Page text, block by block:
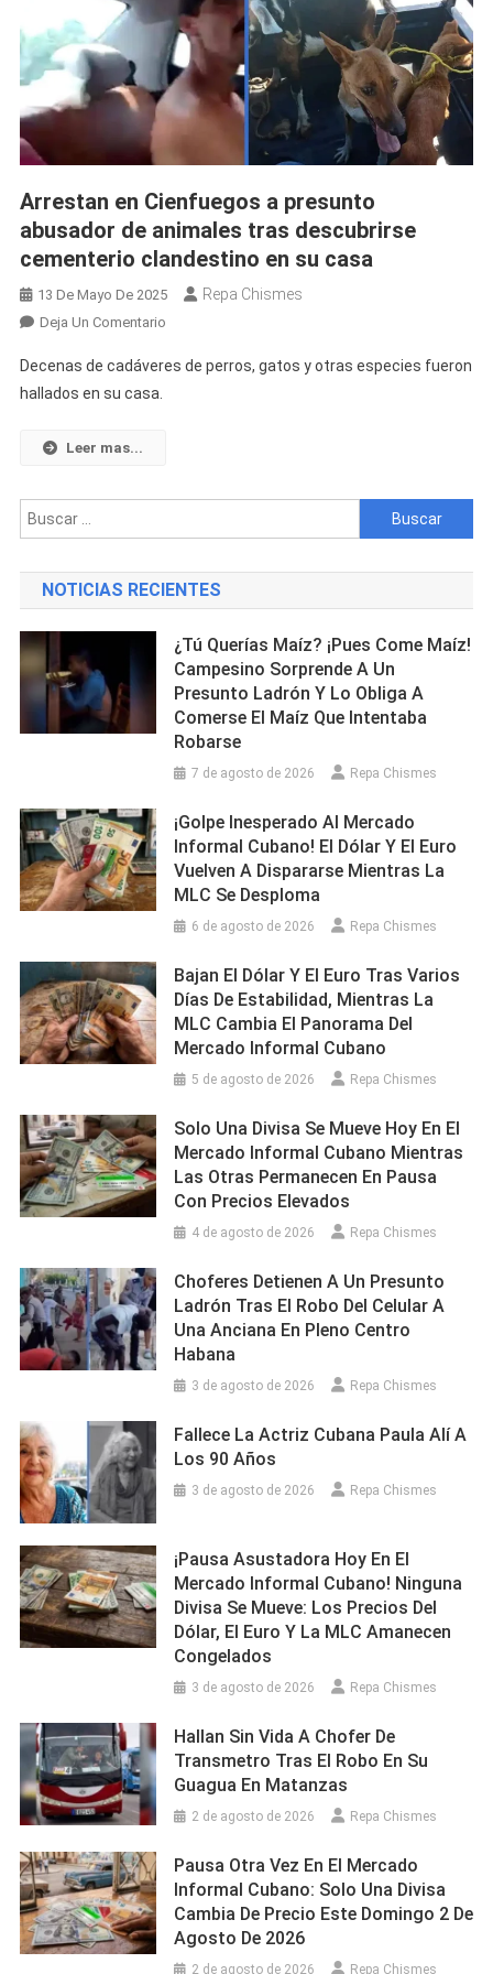
Arrestan en Cienfuegos a presunto
abusador de animales tras descubrirse
cementerio clandestino en su casa
13 De Mayo De 2025 Repa Chismes
Deja Un ComentarioEn
En
De
Descubrirse
Cementerio
En
Su
Casa
Decenas de cadáveres de perros, gatos y otras especies fueron
hallados en su casa.
Leer mas...
Buscar:
NOTICIAS RECIENTES
¿Tú Querías Maíz? ¡Pues Come Maíz!
Campesino Sorprende A Un
Presunto Ladrón Y Lo Obliga A
Comerse El Maíz Que Intentaba
Robarse
7 de agosto de 2026 Repa Chismes
¡Golpe Inesperado Al Mercado
Informal Cubano! El Dólar Y El Euro
Vuelven A Dispararse Mientras La
MLC Se Desploma
6 de agosto de 2026 Repa Chismes
Bajan El Dólar Y El Euro Tras Varios
Días De Estabilidad, Mientras La
MLC Cambia El Panorama Del
Mercado Informal Cubano
5 de agosto de 2026 Repa Chismes
Solo Una Divisa Se Mueve Hoy En El
Mercado Informal Cubano Mientras
Las Otras Permanecen En Pausa
Con Precios Elevados
4 de agosto de 2026 Repa Chismes
Choferes Detienen A Un Presunto
Ladrón Tras El Robo Del Celular A
Una Anciana En Pleno Centro
Habana
3 de agosto de 2026 Repa Chismes
Fallece La Actriz Cubana Paula Alí A
Los 90 Años
3 de agosto de 2026 Repa Chismes
¡Pausa Asustadora Hoy En El
Mercado Informal Cubano! Ninguna
Divisa Se Mueve: Los Precios Del
Dólar, El Euro Y La MLC Amanecen
Congelados
3 de agosto de 2026 Repa Chismes
Hallan Sin Vida A Chofer De
Transmetro Tras El Robo En Su
Guagua En Matanzas
2 de agosto de 2026 Repa Chismes
Pausa Otra Vez En El Mercado
Informal Cubano: Solo Una Divisa
Cambia De Precio Este Domingo 2 De
Agosto De 2026
2 de agosto de 2026 Repa Chismes